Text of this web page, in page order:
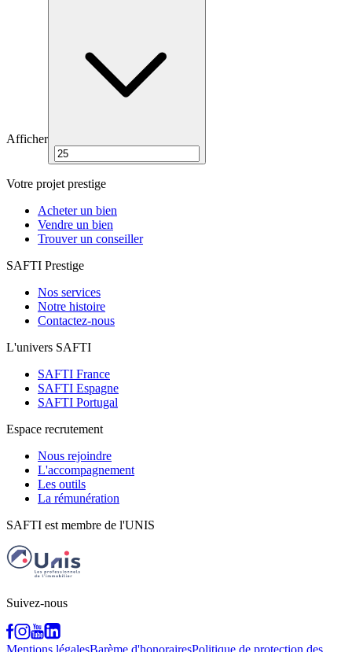
Afficher
Votre projet prestige
Acheter un bien
Vendre un bien
Trouver un conseiller
SAFTI Prestige
Nos services
Notre histoire
Contactez-nous
L'univers SAFTI
SAFTI France
SAFTI Espagne
SAFTI Portugal
Espace recrutement
Nous rejoindre
L'accompagnement
Les outils
La rémunération
SAFTI est membre de l'UNIS
Suivez-nous
Mentions légalesBarème d'honorairesPolitique de protection des